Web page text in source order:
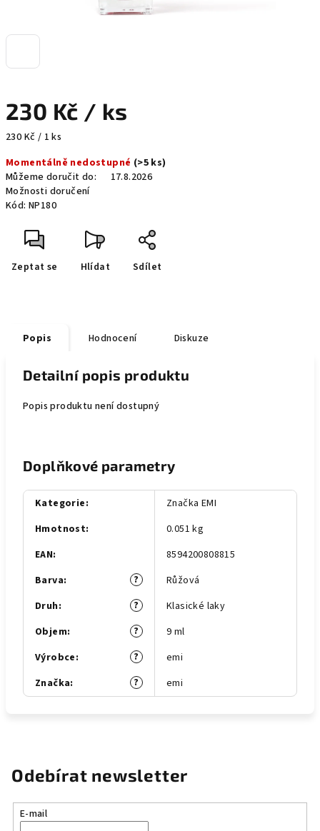
230 Kč / ks
Měrná
230 Kč / 1 ks
Momentálně nedostupné (>5 ks)
Můžeme doručit do:
17.8.2026
Možnosti doručení
Kód: NP180
Zeptat se Hlídat Sdílet
Popis Hodnocení Diskuze
Detailní popis produktu
Popis produktu není dostupný
Doplňkové parametry
Kategorie:
Značka EMI
Hmotnost:
0.051 kg
EAN:
8594200808815
?
Barva:
Růžová
?
Druh:
Klasické laky
?
Objem:
9 ml
?
Výrobce:
emi
?
Značka: emi
Odebírat newsletter
E-mail